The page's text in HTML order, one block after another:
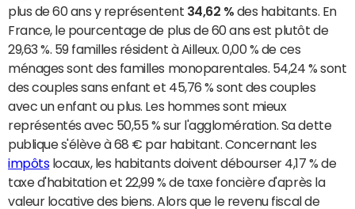
plus de 60 ans y représentent 34,62 % des habitants. En
France, le pourcentage de plus de 60 ans est plutôt de
29,63 %. 59 familles résident à Ailleux. 0,00 % de ces
ménages sont des familles monoparentales. 54,24 % sont
des couples sans enfant et 45,76 % sont des couples
avec un enfant ou plus. Les hommes sont mieux
représentés avec 50,55 % sur l'agglomération. Sa dette
publique s'élève à 68 € par habitant. Concernant les
impôtslocaux, les habitants doivent débourser 4,17 % de
taxe d'habitation et 22,99 % de taxe foncière d'après la
valeur locative des biens. Alors que le revenu fiscal de